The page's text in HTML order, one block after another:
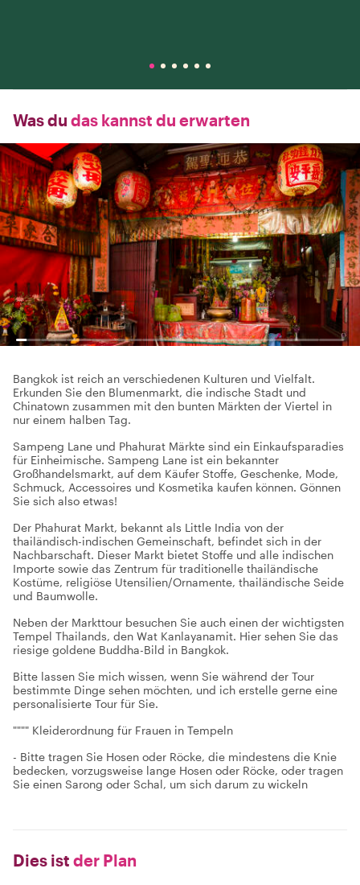
Was du das kannst du erwarten
Bangkok ist reich an verschiedenen Kulturen und Vielfalt.
Erkunden Sie den Blumenmarkt, die indische Stadt und
Chinatown zusammen mit den bunten Märkten der Viertel in
nur einem halben Tag.
Sampeng Lane und Phahurat Märkte sind ein Einkaufsparadies
für Einheimische. Sampeng Lane ist ein bekannter
Großhandelsmarkt, auf dem Käufer Stoffe, Geschenke, Mode,
Schmuck, Accessoires und Kosmetika kaufen können. Gönnen
Sie sich also etwas!
Der Phahurat Markt, bekannt als Little India von der
thailändisch-indischen Gemeinschaft, befindet sich in der
Nachbarschaft. Dieser Markt bietet Stoffe und alle indischen
Importe sowie das Zentrum für traditionelle thailändische
Kostüme, religiöse Utensilien/Ornamente, thailändische Seide
und Baumwolle.
Neben der Markttour besuchen Sie auch einen der wichtigsten
Tempel Thailands, den Wat Kanlayanamit. Hier sehen Sie das
riesige goldene Buddha-Bild in Bangkok.
Bitte lassen Sie mich wissen, wenn Sie während der Tour
bestimmte Dinge sehen möchten, und ich erstelle gerne eine
personalisierte Tour für Sie.
"""" Kleiderordnung für Frauen in Tempeln
- Bitte tragen Sie Hosen oder Röcke, die mindestens die Knie
bedecken, vorzugsweise lange Hosen oder Röcke, oder tragen
Sie einen Sarong oder Schal, um sich darum zu wickeln
Dies ist der Plan